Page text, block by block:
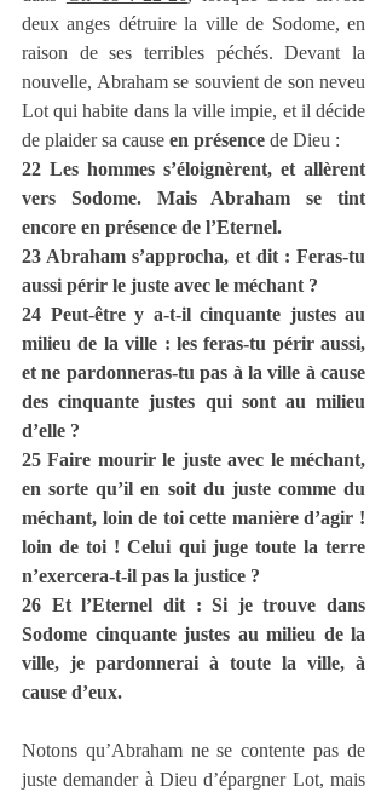
deux anges détruire la ville de Sodome, en
raison de ses terribles péchés. Devant la
nouvelle, Abraham se souvient de son neveu
Lot qui habite dans la ville impie, et il décide
de plaider sa cause en présence de Dieu :
22 Les hommes s’éloignèrent, et allèrent
vers Sodome. Mais Abraham se tint
encore en présence de l’Eternel.
23 Abraham s’approcha, et dit : Feras-tu
aussi périr le juste avec le méchant ?
24 Peut-être y a-t-il cinquante justes au
milieu de la ville : les feras-tu périr aussi,
et ne pardonneras-tu pas à la ville à cause
des cinquante justes qui sont au milieu
d’elle ?
25 Faire mourir le juste avec le méchant,
en sorte qu’il en soit du juste comme du
méchant, loin de toi cette manière d’agir !
loin de toi ! Celui qui juge toute la terre
n’exercera-t-il pas la justice ?
26 Et l’Eternel dit : Si je trouve dans
Sodome cinquante justes au milieu de la
ville, je pardonnerai à toute la ville, à
cause d’eux.
Notons qu’Abraham ne se contente pas de
juste demander à Dieu d’épargner Lot, mais